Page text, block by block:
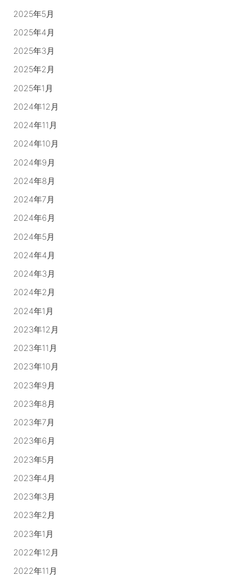
2025年5月
2025年4月
2025年3月
2025年2月
2025年1月
2024年12月
2024年11月
2024年10月
2024年9月
2024年8月
2024年7月
2024年6月
2024年5月
2024年4月
2024年3月
2024年2月
2024年1月
2023年12月
2023年11月
2023年10月
2023年9月
2023年8月
2023年7月
2023年6月
2023年5月
2023年4月
2023年3月
2023年2月
2023年1月
2022年12月
2022年11月